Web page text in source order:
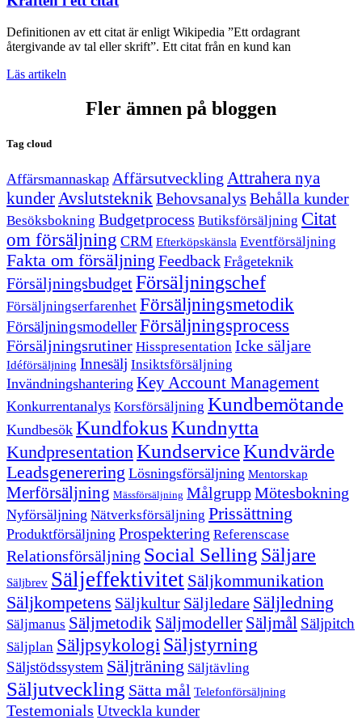
Definitionen av ett citat är enligt Wikipedia ”Ett ordagrant
återgivande av tal eller skrift”. Ett citat från en kund kan
Läs artikeln
Fler ämnen på bloggen
Tag cloud
Affärsmannaskap Affärsutveckling Attrahera nya
kunderAvslutsteknikBehovsanalys Behålla kunder
Besöksbokning Budgetprocess Butiksförsäljning Citat
om försäljning CRM Efterköpskänsla Eventförsäljning
Fakta om försäljning Feedback Frågeteknik
FörsäljningsbudgetFörsäljningschef
Försäljningserfarenhet Försäljningsmetodik
FörsäljningsmodellerFörsäljningsprocess
Försäljningsrutiner Hisspresentation Icke säljare
Idéförsäljning Innesälj Insiktsförsäljning
Invändningshantering Key Account Management
Konkurrentanalys Korsförsäljning Kundbemötande
Kundbesök KundfokusKundnytta
KundpresentationKundserviceKundvärde
Leadsgenerering Lösningsförsäljning Mentorskap
Merförsäljning Mässförsäljning MålgruppMötesbokning
Nyförsäljning Nätverksförsäljning Prissättning
Produktförsäljning Prospektering Referenscase
Relationsförsäljning Social Selling Säljare
Säljbrev Säljeffektivitet Säljkommunikation
Säljkompetens Säljkultur Säljledare Säljledning
Säljmanus Säljmetodik Säljmodeller Säljmål Säljpitch
Säljplan Säljpsykologi Säljstyrning
Säljstödssystem Säljträning Säljtävling
Säljutveckling Sätta mål Telefonförsäljning
Testemonials Utveckla kunder